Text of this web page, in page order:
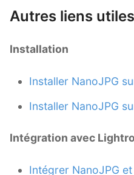
Autres liens utiles
Installation
Installer NanoJPG
Installer NanoJPG
Intégration avec
Intégrer NanoJPG